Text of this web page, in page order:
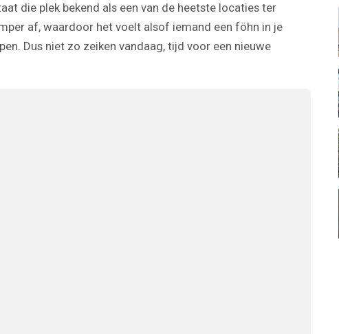
die plek bekend als een van de heetste locaties ter
af, waardoor het voelt alsof iemand een föhn in je
Dus niet zo zeiken vandaag, tijd voor een nieuwe